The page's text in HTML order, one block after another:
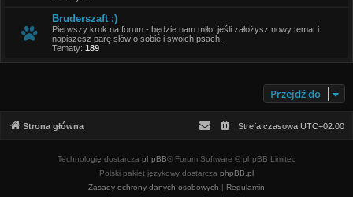
Bruderszaft :)
Pierwszy krok na forum - będzie nam miło, jeśli założysz nowy temat i
napiszesz parę słów o sobie i swoich psach.
Tematy: 189
Przejdź do
Strona główna Strefa czasowa UTC+02:00
Technologię dostarcza phpBB® Forum Software © phpBB Limited
Polski pakiet językowy dostarcza phpBB.pl
Zasady ochrony danych osobowych | Regulamin